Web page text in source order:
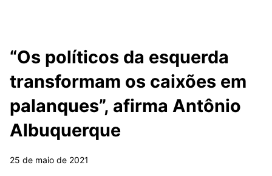
“Os políticos da esquerda
transformam os caixões em
palanques”, afirma Antônio
Albuquerque
25 de maio de 2021